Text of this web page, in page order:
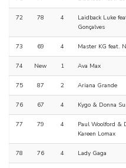
72 78 4
Laidback Luke
Gonçalves
73 69 4 Master KG feat.
74 New 1 Ava Max
75 87 2 Ariana Grande
76 67 4 Kygo & Donna
77 79 4
Paul Woolford &
Kareen Lomax
78 76 4 Lady Gaga